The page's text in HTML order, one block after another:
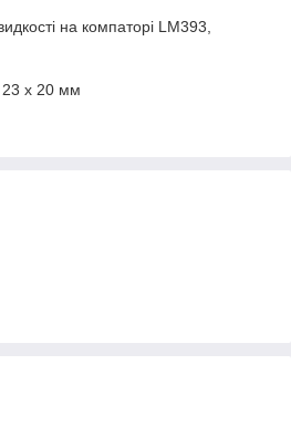
на компаторі LM393,
23 x 20 мм